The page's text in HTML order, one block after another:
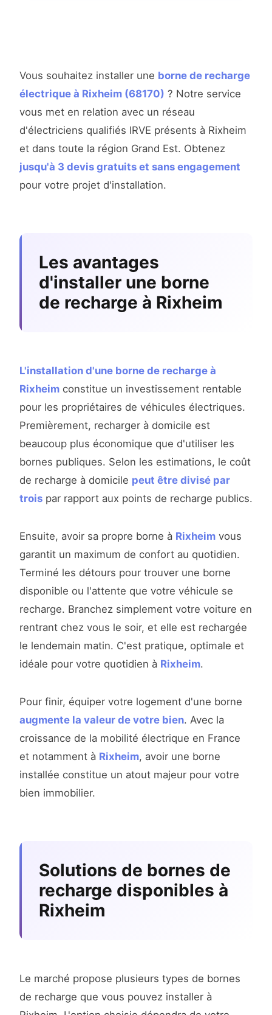
Vous souhaitez installer une borne de recharge
électrique à Rixheim (68170) ? Notre service
vous met en relation avec un réseau
d'électriciens qualifiés IRVE présents à Rixheim
et dans toute la région Grand Est. Obtenez
jusqu'à 3 devis gratuits et sans engagement
pour votre projet d'installation.
Les avantages
d'installer une borne
de recharge à Rixheim
L'installation d'une borne de recharge à
Rixheim constitue un investissement rentable
pour les propriétaires de véhicules électriques.
Premièrement, recharger à domicile est
beaucoup plus économique que d'utiliser les
bornes publiques. Selon les estimations, le coût
de recharge à domicile peut être divisé par
trois par rapport aux points de recharge publics.
Ensuite, avoir sa propre borne à Rixheim vous
garantit un maximum de confort au quotidien.
Terminé les détours pour trouver une borne
disponible ou l'attente que votre véhicule se
recharge. Branchez simplement votre voiture en
rentrant chez vous le soir, et elle est rechargée
le lendemain matin. C'est pratique, optimale et
idéale pour votre quotidien à Rixheim.
Pour finir, équiper votre logement d'une borne
augmente la valeur de votre bien. Avec la
croissance de la mobilité électrique en France
et notamment à Rixheim, avoir une borne
installée constitue un atout majeur pour votre
bien immobilier.
Solutions de bornes de
recharge disponibles à
Rixheim
Le marché propose plusieurs types de bornes
de recharge que vous pouvez installer à